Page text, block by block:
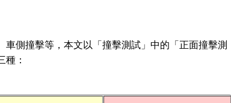
側撞擊等，本文以「撞擊測試」中的「正面撞擊測
種：